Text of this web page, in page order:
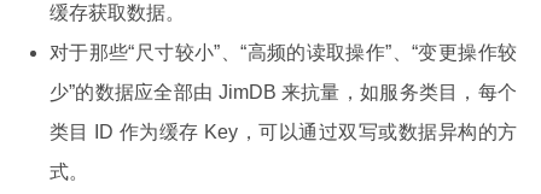
缓存获取数据。
对于那些“尺寸较小”、“高频的读取操作”、“变更操作较
少”的数据应全部由 JimDB 来抗量，如服务类目，每个
类目 ID 作为缓存 Key，可以通过双写或数据异构的方
式。